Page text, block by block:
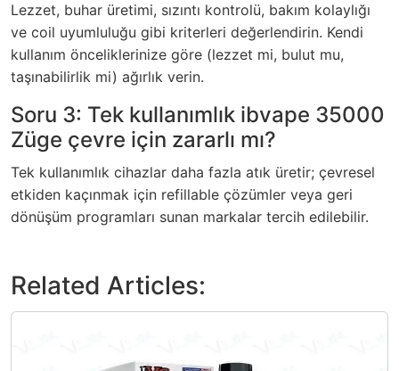
Lezzet, buhar üretimi, sızıntı kontrolü, bakım kolaylığı
ve coil uyumluluğu gibi kriterleri değerlendirin. Kendi
kullanım önceliklerinize göre (lezzet mi, bulut mu,
taşınabilirlik mi) ağırlık verin.
Soru 3: Tek kullanımlık ibvape 35000
Züge çevre için zararlı mı?
Tek kullanımlık cihazlar daha fazla atık üretir; çevresel
etkiden kaçınmak için refillable çözümler veya geri
dönüşüm programları sunan markalar tercih edilebilir.
Related Articles: